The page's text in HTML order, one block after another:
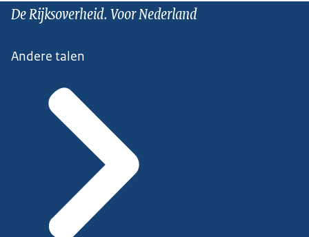
De Rijksoverheid. Voor Nederland
Andere talen